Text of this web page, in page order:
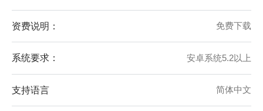
资费说明： 免费下载
系统要求： 安卓系统5.2以上
支持语言 简体中文